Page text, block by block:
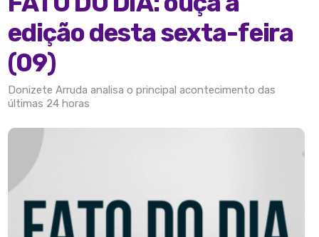
edição desta sexta-feira
(09)
Donizete Arruda analisa o principal acontecimento das
últimas 24 horas